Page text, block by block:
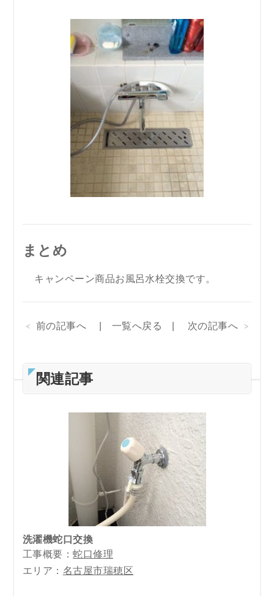
まとめ
キャンペーン商品お風呂水栓交換です。
前の記事へ 一覧へ戻る 次の記事へ
関連記事
洗濯機蛇口交換
工事概要：蛇口修理
エリア： 名古屋市瑞穂区